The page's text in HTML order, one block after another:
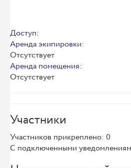
Доступ:
Аренда экипировки:
Отсутствует
Аренда помещения:
Отсутствует
Участники
Участников прикреплено: 0
С подключенными